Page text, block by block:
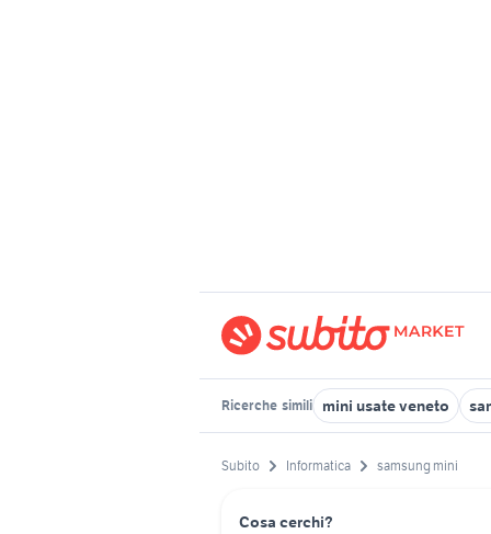
Ricerche simili mini usate veneto
Subito Informatica samsung mini
Cosa cerchi?